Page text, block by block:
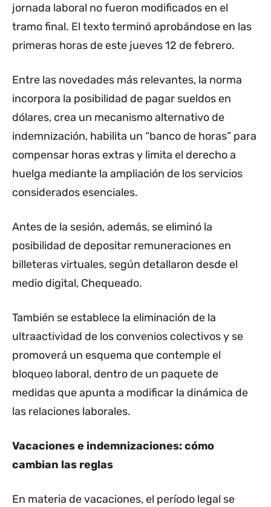
jornada laboral no fueron modificados en el
tramo final. El texto terminó aprobándose en las
primeras horas de este jueves 12 de febrero.
Entre las novedades más relevantes, la norma
incorpora la posibilidad de pagar sueldos en
dólares, crea un mecanismo alternativo de
indemnización, habilita un “banco de horas” para
compensar horas extras y limita el derecho a
huelga mediante la ampliación de los servicios
considerados esenciales.
Antes de la sesión, además, se eliminó la
posibilidad de depositar remuneraciones en
billeteras virtuales, según detallaron desde el
medio digital, Chequeado.
También se establece la eliminación de la
ultraactividad de los convenios colectivos y se
promoverá un esquema que contemple el
bloqueo laboral, dentro de un paquete de
medidas que apunta a modificar la dinámica de
las relaciones laborales.
Vacaciones e indemnizaciones: cómo
cambian las reglas
En materia de vacaciones, el período legal se